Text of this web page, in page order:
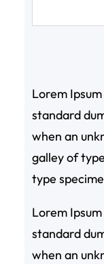
Lorem
standard
when an
galley of
type
Lorem
standard
when an